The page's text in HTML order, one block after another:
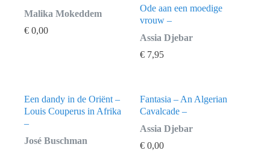
Malika Mokeddem
€ 0,00
Ode aan een moedige
vrouw –
Assia Djebar
€ 7,95
Een dandy in de Oriënt –
Louis Couperus in Afrika
–
José Buschman
Fantasia – An Algerian
Cavalcade –
Assia Djebar
€ 0,00